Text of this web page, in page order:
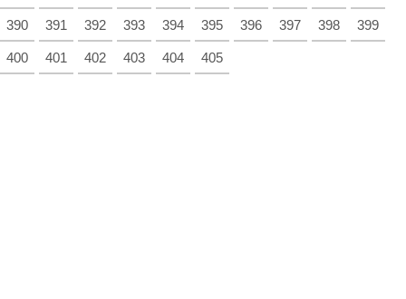
390 391 392 393 394 395 396 397 398 399
400 401 402 403 404 405